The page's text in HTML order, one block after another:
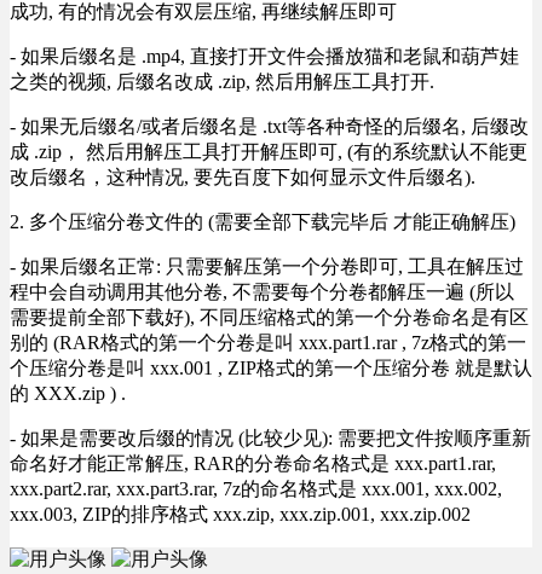
成功, 有的情况会有双层压缩, 再继续解压即可
- 如果后缀名是 .mp4, 直接打开文件会播放猫和老鼠和葫芦娃
之类的视频, 后缀名改成 .zip, 然后用解压工具打开.
- 如果无后缀名/或者后缀名是 .txt等各种奇怪的后缀名, 后缀改
成 .zip， 然后用解压工具打开解压即可, (有的系统默认不能更
改后缀名，这种情况, 要先百度下如何显示文件后缀名).
2. 多个压缩分卷文件的 (需要全部下载完毕后 才能正确解压)
- 如果后缀名正常: 只需要解压第一个分卷即可, 工具在解压过
程中会自动调用其他分卷, 不需要每个分卷都解压一遍 (所以
需要提前全部下载好), 不同压缩格式的第一个分卷命名是有区
别的 (RAR格式的第一个分卷是叫 xxx.part1.rar , 7z格式的第一
个压缩分卷是叫 xxx.001 , ZIP格式的第一个压缩分卷 就是默认
的 XXX.zip ) .
- 如果是需要改后缀的情况 (比较少见): 需要把文件按顺序重新
命名好才能正常解压, RAR的分卷命名格式是 xxx.part1.rar,
xxx.part2.rar, xxx.part3.rar, 7z的命名格式是 xxx.001, xxx.002,
xxx.003, ZIP的排序格式 xxx.zip, xxx.zip.001, xxx.zip.002